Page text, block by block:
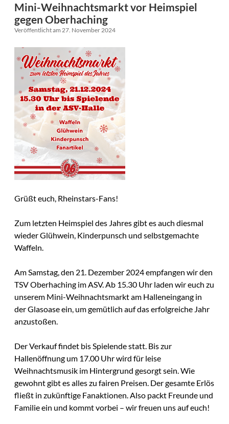
Mini-Weihnachtsmarkt vor Heimspiel
gegen Oberhaching
Veröffentlicht am 27. November 2024
Grüßt euch, Rheinstars-Fans!
Zum letzten Heimspiel des Jahres gibt es auch diesmal
wieder Glühwein, Kinderpunsch und selbstgemachte
Waffeln.
Am Samstag, den 21. Dezember 2024 empfangen wir den
TSV Oberhaching im ASV. Ab 15.30 Uhr laden wir euch zu
unserem Mini-Weihnachtsmarkt am Halleneingang in
der Glasoase ein, um gemütlich auf das erfolgreiche Jahr
anzustoßen.
Der Verkauf findet bis Spielende statt. Bis zur
Hallenöffnung um 17.00 Uhr wird für leise
Weihnachtsmusik im Hintergrund gesorgt sein. Wie
gewohnt gibt es alles zu fairen Preisen. Der gesamte Erlös
fließt in zukünftige Fanaktionen. Also packt Freunde und
Familie ein und kommt vorbei – wir freuen uns auf euch!